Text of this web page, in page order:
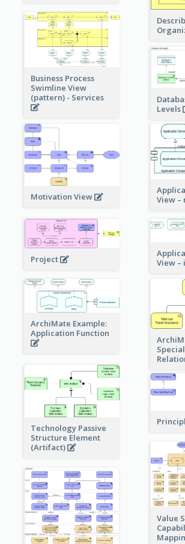
Business Process
Swimline View
(pattern) - Services
Levels
Motivation View
View –
Project
View –
ArchiMate Example:
Application Function
Technology Passive
Structure Element
(Artifact)
Value